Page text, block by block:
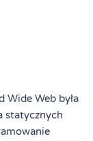
Wide Web była
statycznych